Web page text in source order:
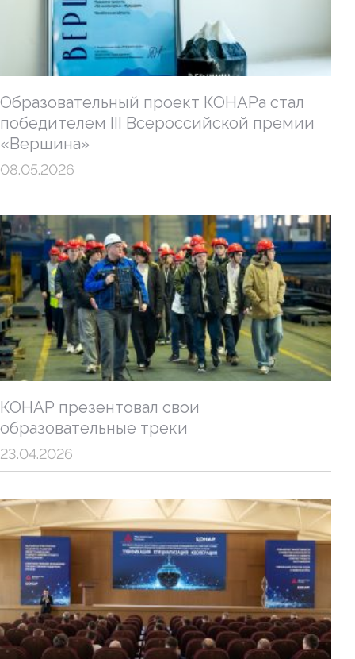
Образовательный проект КОНАРа стал
победителем III Всероссийской премии
«Вершина»
08.05.2026
КОНАР презентовал свои
образовательные треки
23.04.2026